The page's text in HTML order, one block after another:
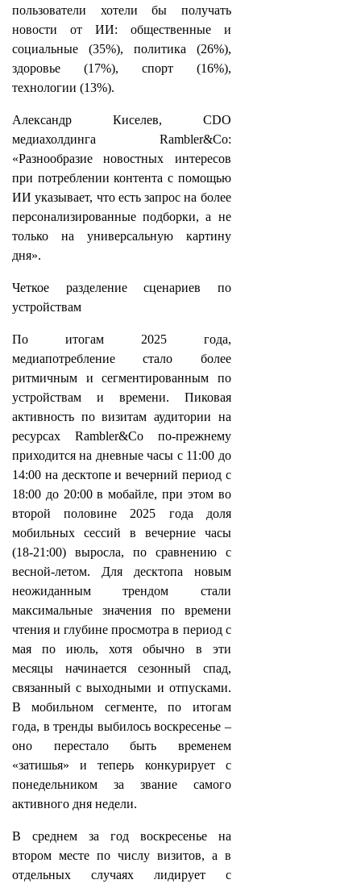
пользователи хотели бы получать
новости от ИИ: общественные и
социальные (35%), политика (26%),
здоровье (17%), спорт (16%),
технологии (13%).
Александр Киселев, CDO
медиахолдинга Rambler&Co:
«Разнообразие новостных интересов
при потреблении контента с помощью
ИИ указывает, что есть запрос на более
персонализированные подборки, а не
только на универсальную картину
дня».
Четкое разделение сценариев по
устройствам
По итогам 2025 года,
медиапотребление стало более
ритмичным и сегментированным по
устройствам и времени. Пиковая
активность по визитам аудитории на
ресурсах Rambler&Co по-прежнему
приходится на дневные часы с 11:00 до
14:00 на десктопе и вечерний период с
18:00 до 20:00 в мобайле, при этом во
второй половине 2025 года доля
мобильных сессий в вечерние часы
(18-21:00) выросла, по сравнению с
весной-летом. Для десктопа новым
неожиданным трендом стали
максимальные значения по времени
чтения и глубине просмотра в период с
мая по июль, хотя обычно в эти
месяцы начинается сезонный спад,
связанный с выходными и отпусками.
В мобильном сегменте, по итогам
года, в тренды выбилось воскресенье –
оно перестало быть временем
«затишья» и теперь конкурирует с
понедельником за звание самого
активного дня недели.
В среднем за год воскресенье на
втором месте по числу визитов, а в
отдельных случаях лидирует с